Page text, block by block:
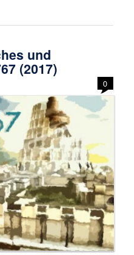
und
(2017)
0